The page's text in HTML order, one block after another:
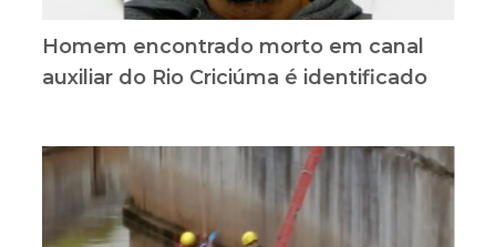
Homem encontrado morto em canal
auxiliar do Rio Criciúma é identificado